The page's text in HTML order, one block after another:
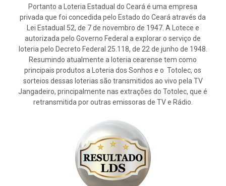
Portanto a Loteria Estadual do Ceará é uma empresa
privada que foi concedida pelo Estado do Ceará através da
Lei Estadual 52, de 7 de novembro de 1947. A Lotece e
autorizada pelo Governo Federal a explorar o serviço de
loteria pelo Decreto Federal 25.118, de 22 de junho de 1948.
Resumindo atualmente a loteria cearense tem como
principais produtos a Loteria dos Sonhos e o Totolec, os
sorteios dessas loterias são transmitidos ao vivo pela TV
Jangadeiro, principalmente nas extrações do Totolec, que é
retransmitida por outras emissoras de TV e Rádio.